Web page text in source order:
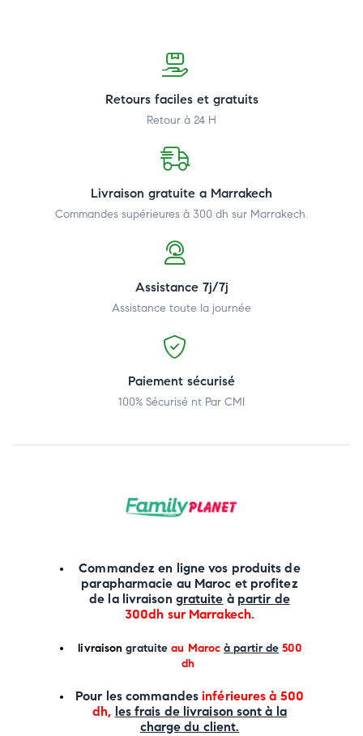
Retours faciles et gratuits
Retour à 24 H
Livraison gratuite a Marrakech
Commandes supérieures à 300 dh sur Marrakech.
Assistance 7j/7j
Assistance toute la journée
Paiement sécurisé
100% Sécurisé nt Par CMI
Commandez en ligne vos produits de
parapharmacie au Maroc et profitez
de la livraison gratuite à partir de
300dh sur Marrakech.
livraison gratuite au Maroc à partir de 500
dh
Pour les commandesinférieures à 500
dh, les frais de livraison sont à la
charge du client.